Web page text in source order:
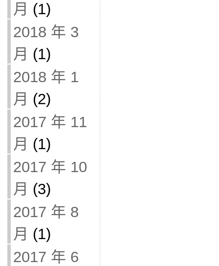
月 (1)
2018 年 3
月 (1)
2018 年 1
月 (2)
2017 年 11
月 (1)
2017 年 10
月 (3)
2017 年 8
月 (1)
2017 年 6